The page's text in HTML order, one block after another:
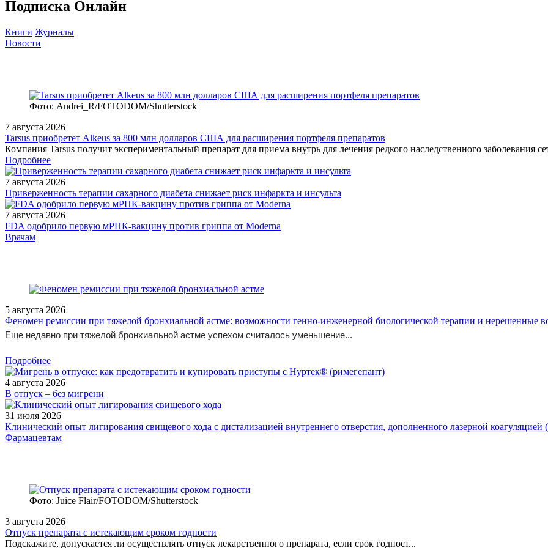
Подписка Онлайн
Книги Журналы
Новости
Фото: Andrei_R/FOTODOM/Shutterstock
7 августа 2026
Tarsus приобретет Alkeus за 800 млн долларов США для расширения портфеля препаратов
Компания Tarsus получит экспериментальный препарат для приема внутрь для лечения редкого наследственного заболевания
Подробнее
7 августа 2026
Приверженность терапии сахарного диабета снижает риск инфаркта и инсульта
7 августа 2026
FDA одобрило первую мРНК‑вакцину против гриппа от Moderna
/doctor/pediatrics/Bronkhialnaya-astma-u-detey/
Врачам
5 августа 2026
Феномен ремиссии при тяжелой бронхиальной астме: возможности генно-инженерной биологической терапии и нерешенные
Еще недавно при тяжелой бронхиальной астме успехом считалось уменьшение...
Подробнее
4 августа 2026
В отпуск – без мигрени
31 июля 2026
Клинический опыт лигирования свищевого хода с дистализацией внутреннего отверстия, дополненного лазерной
Фармацевтам
Фото: Juice Flair/FOTODOM/Shutterstoсk
3 августа 2026
Отпуск препарата с истекающим сроком годности
Подскажите, допускается ли осуществлять отпуск лекарственного препарата, если срок годност...